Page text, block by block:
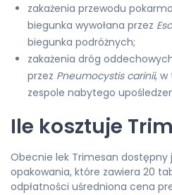
zakażenia przewodu
biegunka wywołana przez
biegunka podróżnych;
zakażenia dróg
przez Pneumocystis carinii, w
zespole nabytego
Ile kosztuje
Obecnie lek Trimesan
opakowania, które zawiera 20
odpłatności uśredniona cena